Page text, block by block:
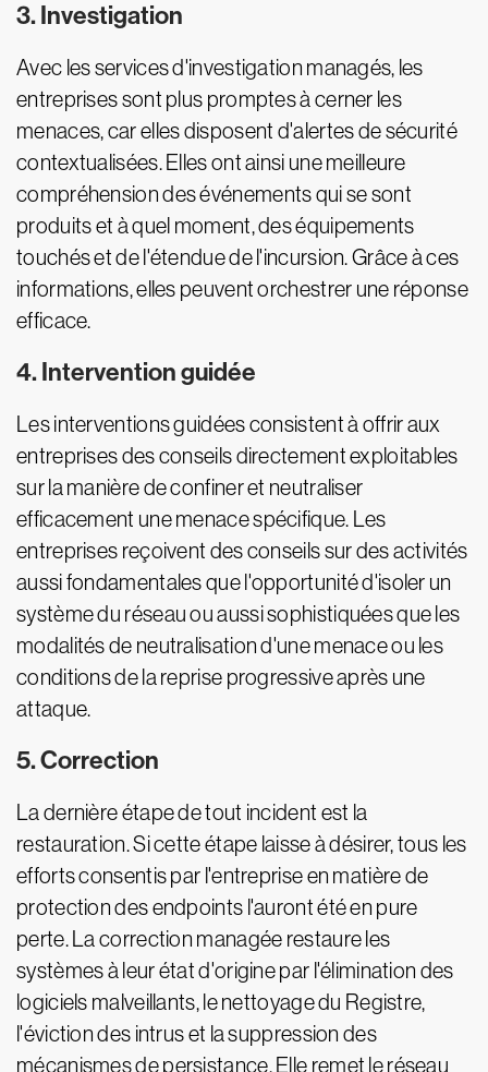
3. Investigation
Avec les services d'investigation managés, les
entreprises sont plus promptes à cerner les
menaces, car elles disposent d'alertes de sécurité
contextualisées. Elles ont ainsi une meilleure
compréhension des événements qui se sont
produits et à quel moment, des équipements
touchés et de l'étendue de l'incursion. Grâce à ces
informations, elles peuvent orchestrer une réponse
efficace.
4. Intervention guidée
Les interventions guidées consistent à offrir aux
entreprises des conseils directement exploitables
sur la manière de confiner et neutraliser
efficacement une menace spécifique. Les
entreprises reçoivent des conseils sur des activités
aussi fondamentales que l'opportunité d'isoler un
système du réseau ou aussi sophistiquées que les
modalités de neutralisation d'une menace ou les
conditions de la reprise progressive après une
attaque.
5. Correction
La dernière étape de tout incident est la
restauration. Si cette étape laisse à désirer, tous les
efforts consentis par l'entreprise en matière de
protection des endpoints l'auront été en pure
perte. La correction managée restaure les
systèmes à leur état d'origine par l'élimination des
logiciels malveillants, le nettoyage du Registre,
l'éviction des intrus et la suppression des
mécanismes de persistance. Elle remet le réseau